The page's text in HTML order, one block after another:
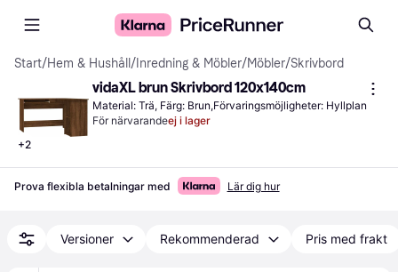
Start/Hem & Hushåll / Inredning & Möbler/Möbler/Skrivbord
+2
vidaXL brun Skrivbord 120x140cm
Material: Trä, Färg: Brun,Förvaringsmöjligheter: Hyllplan
För närvarandeej i lager
Prova flexibla betalningar med Lär dig hur
Versioner Rekommenderad Pris med frakt